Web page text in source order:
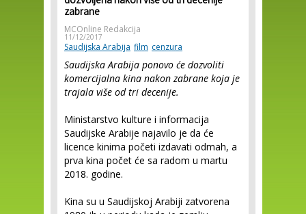
zabrane
MCOnline Redakcija
11/12/2017
Saudijska Arabija film cenzura
Saudijska Arabija ponovo će dozvoliti
komercijalna kina nakon zabrane koja je
trajala više od tri decenije.
Ministarstvo kulture i informacija
Saudijske Arabije najavilo je da će
licence kinima početi izdavati odmah, a
prva kina počet će sa radom u martu
2018. godine.
Kina su u Saudijskoj Arabiji zatvorena